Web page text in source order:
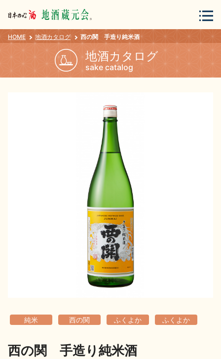
会員登録 ログイン
地酒カタログ
地酒解体新書
HOME 地酒カタログ 西の関 手造り純米酒
地酒カタログ
sake catalog
純米 西の関 ふくよか ふくよか
西の関 手造り純米酒